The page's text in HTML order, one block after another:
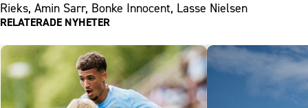
Rieks, Amin Sarr, Bonke Innocent, Lasse Nielsen
RELATERADE NYHETER